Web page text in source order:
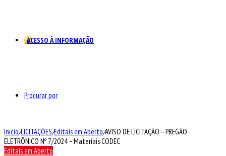
ACESSO À INFORMAÇÃO
Procurar por
Início/LICITAÇÕES/Editais em Aberto/AVISO DE LICITAÇÃO – PREGÃO
ELETRÔNICO Nº 7/2024 – Materiais CODEC
Editais em Aberto